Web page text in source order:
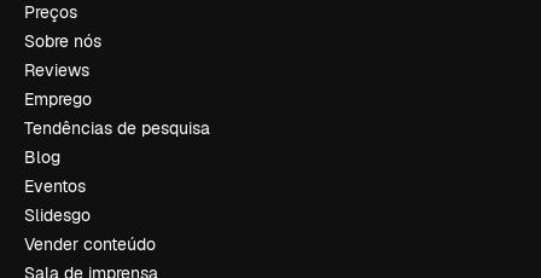
Preços
Sobre nós
Reviews
Emprego
Tendências de pesquisa
Blog
Eventos
Slidesgo
Vender conteúdo
Sala de imprensa